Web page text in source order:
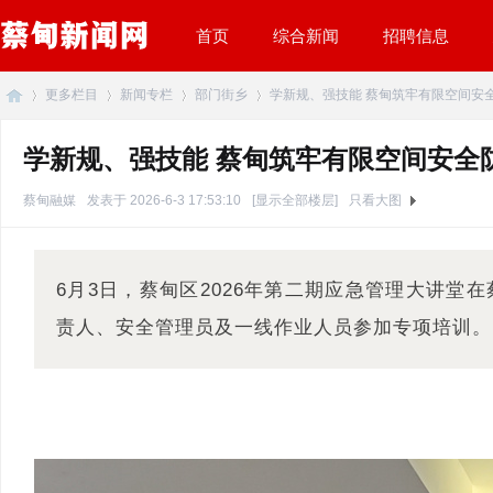
首页 综合新闻 招聘信息
更多栏目 新闻专栏 部门街乡 学新规、强技能 蔡甸筑牢有限空间安
学新规、强技能 蔡甸筑牢有限空间安全
蔡甸融媒 发表于 2026-6-3 17:53:10 [显示全部楼层] 只看大图
6月3日，蔡甸区2026年第二期应急管理大讲堂
责人、安全管理员及一线作业人员参加专项培训。